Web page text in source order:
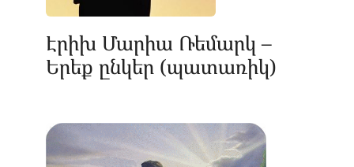
Էրիխ Մարիա Ռեմարկ –
Երեք ընկեր (պատառիկ)